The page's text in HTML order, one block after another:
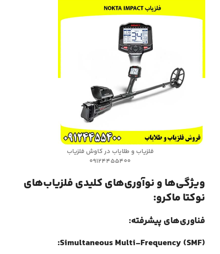
فلزیاب و طلایاب در کاوش فلزیاب
09124455400
ویژگی‌ها و نوآوری‌های کلیدی فلزیاب‌های
نوکتا ماکرو:
فناوری‌های پیشرفته:
Simultaneous Multi-Frequency (SMF):